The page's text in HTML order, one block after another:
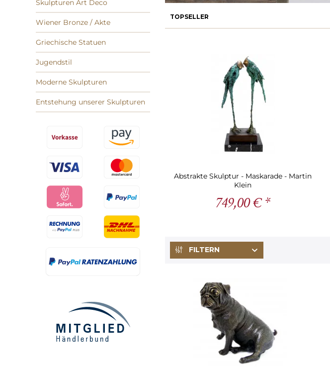
Skulpturen Art Deco
Wiener Bronze / Akte
Griechische Statuen
Jugendstil
Moderne Skulpturen
Entstehung unserer Skulpturen
TOPSELLER
Abstrakte Skulptur - Maskarade - Martin
Klein
749,00 € *
FILTERN